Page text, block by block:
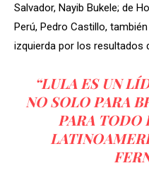
Salvador, Nayib Bukele; de
Perú, Pedro Castillo,
izquierda por los resultados
“LULA ES UN
NO SOLO PARA
PARA TODO